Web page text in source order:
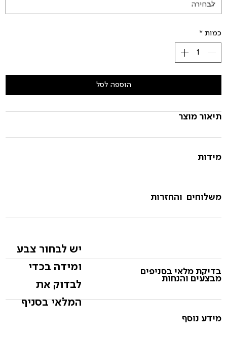
כמות *
הוספה לסל
תיאור מוצר
מידות
משלוחים והחזרות
יש לבחור צבע
ומידה בכדי
לבדוק את
המלאי בסניף
בדיקת מלאי בסניפים
מבצעים והנחות
מידע נוסף